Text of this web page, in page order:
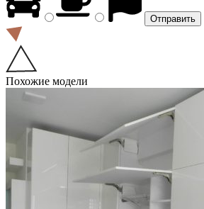
Похожие модели